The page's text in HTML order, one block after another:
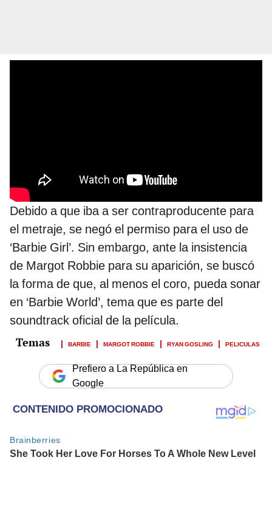
Debido a que iba a ser contraproducente para
el metraje, se negó el permiso para el uso de
‘Barbie Girl’. Sin embargo, ante la insistencia
de Margot Robbie para su aparición, se buscó
la forma de que, al menos el coro, pueda sonar
en ‘Barbie World’, tema que es parte del
soundtrack oficial de la película.
BARBIE MARGOT ROBBIE RYAN GOSLING PELICULAS
Prefiero a La República en
Google